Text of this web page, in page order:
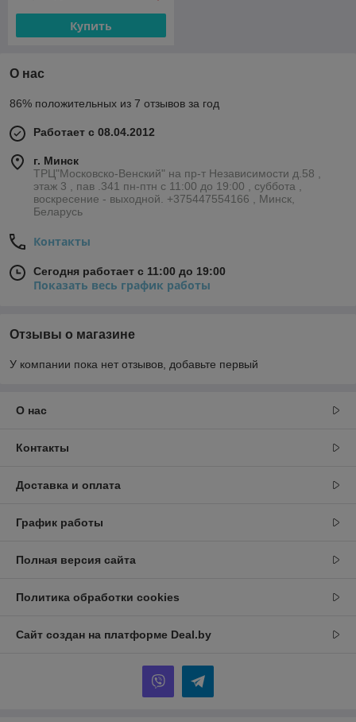
Купить
О нас
86% положительных из 7 отзывов за год
Работает с 08.04.2012
г. Минск
ТРЦ"Московско-Венский" на пр-т Независимости д.58 ,
этаж 3 , пав .341 пн-птн с 11:00 до 19:00 , суббота ,
воскресение - выходной. +375447554166 , Минск,
Беларусь
Контакты
Сегодня работает с 11:00 до 19:00
Показать весь график работы
Отзывы о магазине
У компании пока нет отзывов, добавьте первый
О нас
Контакты
Доставка и оплата
График работы
Полная версия сайта
Политика обработки cookies
Сайт создан на платформе Deal.by